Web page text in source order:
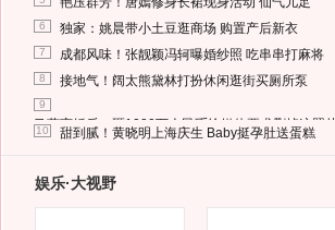
6 独家：姚晨带小土豆逛商场 购置产后新衣
7 成都风味！张靓颖冯轲曝婚纱照 吃串串打麻将
8 接地气！阔太熊黛林打扮休闲逛街买厕所泵
9
马蓉离婚后，砸1000万人民币给媒体要求删掉这照片
10 甜到腻！黄晓明上海庆生 Baby挺孕肚送蛋糕
娱乐·大视野